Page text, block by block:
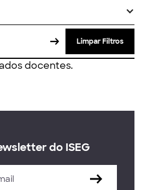
Limpar Filtros
docentes.
do ISEG